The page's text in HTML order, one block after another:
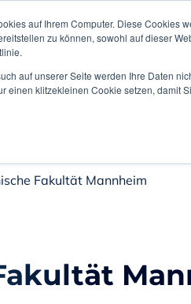
auf Ihrem Computer. Diese Cookies
zu können, sowohl auf dieser
auf unserer Seite werden Ihre Daten
einen klitzekleinen Cookie setzen, damit
Lösungen
Fakultät Mannheim